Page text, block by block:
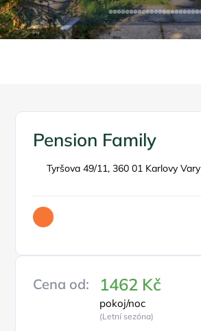
Pension Family
Tyršova 49/11, 360 01 Karlovy Vary
Cena od: 1462 Kč
pokoj/noc
(Letní sezóna)